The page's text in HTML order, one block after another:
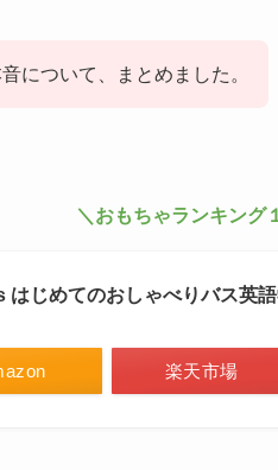
について、まとめました。
＼おもちゃランキング
はじめてのおしゃべりバス英
楽天市場